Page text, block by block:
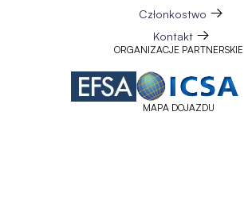
Członkostwo
Kontakt
ORGANIZACJE PARTNERSKIE
MAPA DOJAZDU